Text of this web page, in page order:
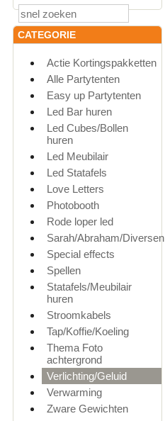
CATEGORIE
Actie Kortingspakketten
Alle Partytenten
Easy up Partytenten
Led Bar huren
Led Cubes/Bollen
huren
Led Meubilair
Led Statafels
Love Letters
Photobooth
Rode loper led
Sarah/Abraham/Diversen
Special effects
Spellen
Statafels/Meubilair
huren
Stroomkabels
Tap/Koffie/Koeling
Thema Foto
achtergrond
Verlichting/Geluid
Verwarming
Zware Gewichten